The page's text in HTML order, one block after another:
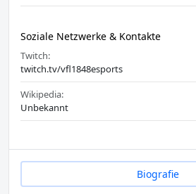
Soziale Netzwerke & Kontakte
Twitch:
twitch.tv/vfl1848esports
Wikipedia:
Unbekannt
Biografie